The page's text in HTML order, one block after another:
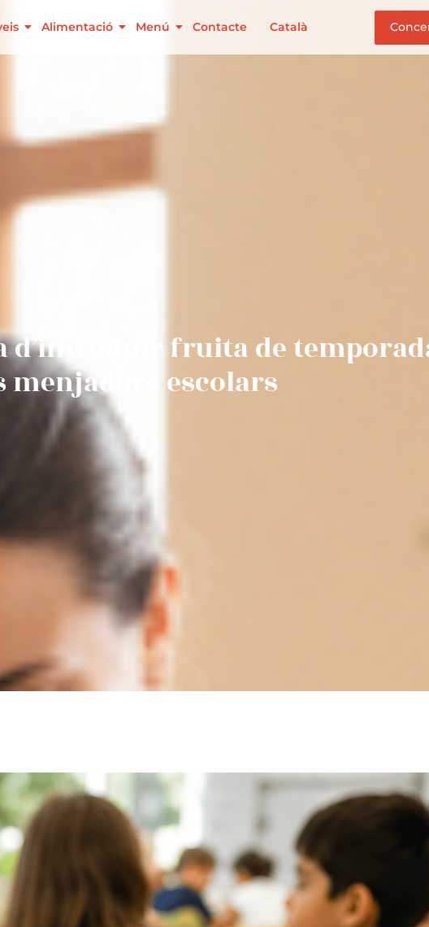
Alimentació Menú Contacte Català
d’introduir fruita de
menjadors escolars